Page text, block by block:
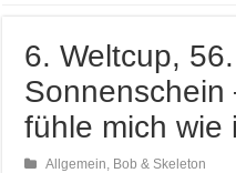
6. Weltcup,
Sonnenschein
fühle mich wie
Allgemein Bob & Skeleton